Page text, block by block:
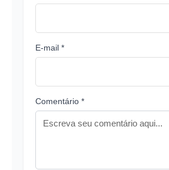
E-mail *
Comentário *